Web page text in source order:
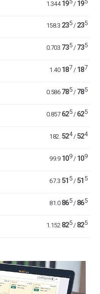
1.344 19 / 19
158.3 235/ 235
0.703 735/ 735
1.40 187 / 187
0.586 785/ 785
0.857 625/ 625
182. 524/ 524
99.9 109/ 109
67.3 51 5/ 51 5
81.0 865/ 865
1.152 825/ 825